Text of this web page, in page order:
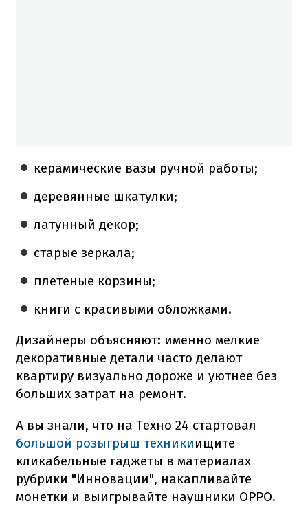
керамические вазы ручной работы;
деревянные шкатулки;
латунный декор;
старые зеркала;
плетеные корзины;
книги с красивыми обложками.
Дизайнеры объясняют: именно мелкие
декоративные детали часто делают
квартиру визуально дороже и уютнее без
больших затрат на ремонт.
А вы знали, что на Техно 24 стартовал
большой розыгрыш техникиищите
кликабельные гаджеты в материалах
рубрики "Инновации", накапливайте
монетки и выигрывайте наушники OPPO.